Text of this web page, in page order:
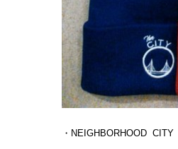
・NEIGHBORHOOD